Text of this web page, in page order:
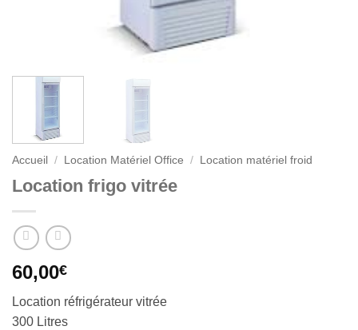
Accueil / Location Matériel Office / Location matériel froid
Location frigo vitrée
60,00€
Location réfrigérateur vitrée
300 Litres